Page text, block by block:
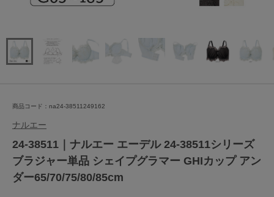
商品コード：na24-38511249162
ナルエー
24-38511｜ナルエー エーデル 24-38511シリーズ
ブラジャー単品 シェイプグラマー GHIカップ アン
ダー65/70/75/80/85cm